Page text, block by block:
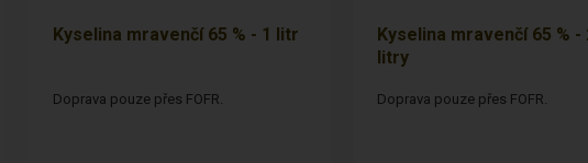
Kyselina mravenčí 65 % - 1 litr
Doprava pouze přes FOFR.
Kyselina mravenčí 65 % -
litry
Doprava pouze přes FOFR.